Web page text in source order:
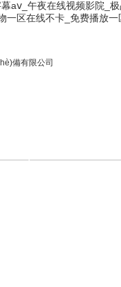
aⅴ_午夜在线视频影院_
一区在线不卡_免费播放
司